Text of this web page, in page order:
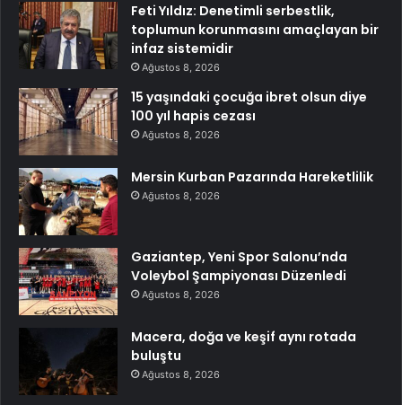
Feti Yıldız: Denetimli serbestlik,
toplumun korunmasını amaçlayan bir
infaz sistemidir
Ağustos 8, 2026
15 yaşındaki çocuğa ibret olsun diye
100 yıl hapis cezası
Ağustos 8, 2026
Mersin Kurban Pazarında Hareketlilik
Ağustos 8, 2026
Gaziantep, Yeni Spor Salonu’nda
Voleybol Şampiyonası Düzenledi
Ağustos 8, 2026
Macera, doğa ve keşif aynı rotada
buluştu
Ağustos 8, 2026